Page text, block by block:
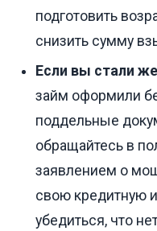
подготовить
снизить сумму
Если вы стали
займ оформили
поддельные
обращайтесь в
заявлением о
свою кредитную
убедиться, что